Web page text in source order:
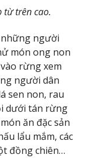
từ trên cao.
những người
món ong non
rừng xem
người dân
sen non, rau
dưới tán rừng
ăn đặc sản
lẩu mắm, các
đồng chiên…